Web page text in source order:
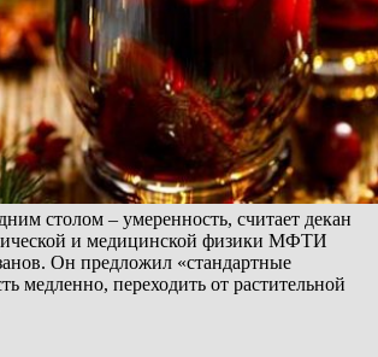
столом – умеренность, считает декан
и медицинской физики МФТИ
Он предложил «стандартные
медленно, переходить от растительной